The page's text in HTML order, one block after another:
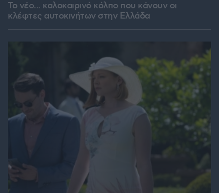
Το νέο... καλοκαιρινό κόλπο που κάνουν οι
κλέφτες αυτοκινήτων στην Ελλάδα